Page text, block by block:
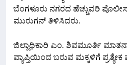
ಬೆಂಗಳೂರು ನಗರದ ಹೆಚ್ಚುವರಿ
ಮುರುಗನ್ ತಿಳಿಸಿದರು.
ಜಿಲ್ಲಾಧಿಕಾರಿ ಎಂ. ಶಿವಮೂರ್ತಿ
ವ್ಯಾಪ್ತಿಯಿಂದ ಬರುವ ಮಕ್ಕಳಿಗೆ ಪ್ರತ್ಯೇಕ